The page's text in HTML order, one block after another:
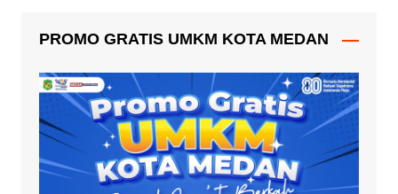
PROMO GRATIS UMKM KOTA MEDAN